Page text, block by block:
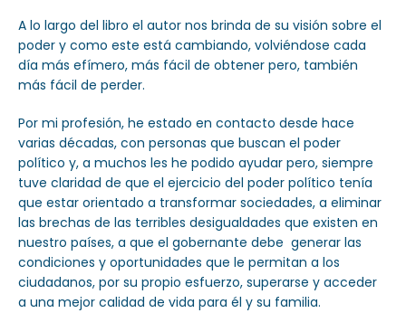
A lo largo del libro el autor nos brinda de su visión sobre el
poder y como este está cambiando, volviéndose cada
día más efímero, más fácil de obtener pero, también
más fácil de perder.
Por mi profesión, he estado en contacto desde hace
varias décadas, con personas que buscan el poder
político y, a muchos les he podido ayudar pero, siempre
tuve claridad de que el ejercicio del poder político tenía
que estar orientado a transformar sociedades, a eliminar
las brechas de las terribles desigualdades que existen en
nuestro países, a que el gobernante debe generar las
condiciones y oportunidades que le permitan a los
ciudadanos, por su propio esfuerzo, superarse y acceder
a una mejor calidad de vida para él y su familia.